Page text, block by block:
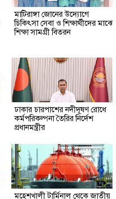
মাটিরাঙ্গা জোনের উদ্যোগে
চিকিৎসা সেবা ও শিক্ষার্থীদের মাঝে
শিক্ষা সামগ্রী বিতরন
ঢাকার চারপাশের নদীদূষণ রোধে
কর্মপরিকল্পনা তৈরির নির্দেশ
প্রধানমন্ত্রীর
মহেশখালী টার্মিনাল থেকে জাতীয়